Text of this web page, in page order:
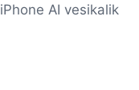
AI vesikalik